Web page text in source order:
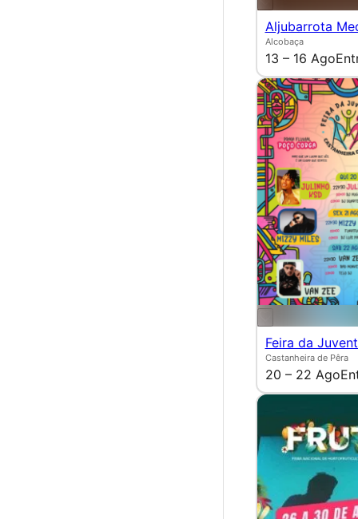
Aljubarrota
Alcobaça
13 – 16 Ago
Feira da
Castanheira de Pêra
20 – 22 Ago